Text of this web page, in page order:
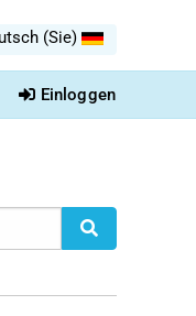
(Sie)
Einloggen